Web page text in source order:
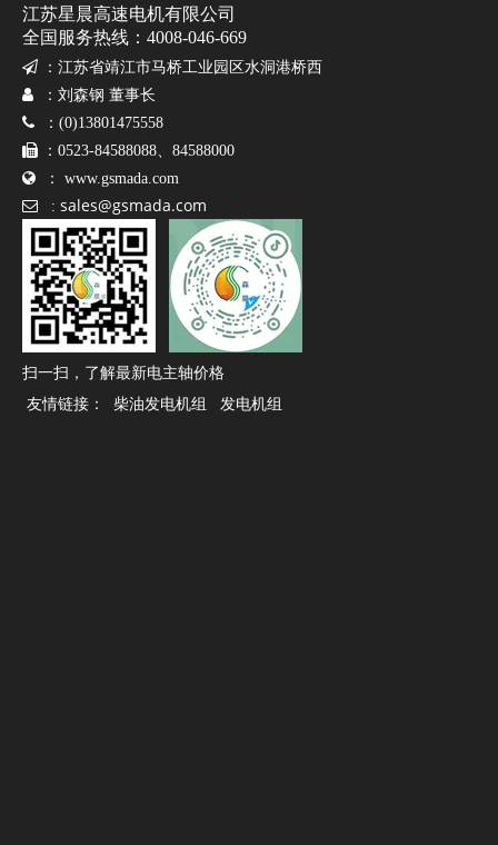
江苏星晨高速电机有限公司
全国服务热线：4008-046-669
 ： 江苏省靖江市马桥工业园区水洞港桥西
 ：刘森钢 董事长
 ：(0)13801475558
 ：0523-84588088、84588000
 ： www.gsmada.com
 : sales@gsmada.com
扫一扫，了解最新电主轴价格
友情链接：
柴油发电机组 发电机组